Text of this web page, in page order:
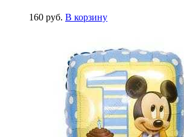
160 руб. В корзину